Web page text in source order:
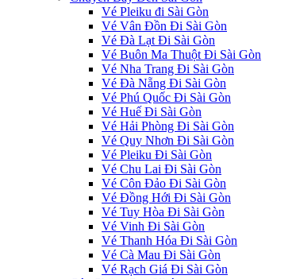
Vé Pleiku đi Sài Gòn
Vé Vân Đồn Đi Sài Gòn
Vé Đà Lạt Đi Sài Gòn
Vé Buôn Ma Thuột Đi Sài Gòn
Vé Nha Trang Đi Sài Gòn
Vé Đà Nẵng Đi Sài Gòn
Vé Phú Quốc Đi Sài Gòn
Vé Huế Đi Sài Gòn
Vé Hải Phòng Đi Sài Gòn
Vé Quy Nhơn Đi Sài Gòn
Vé Pleiku Đi Sài Gòn
Vé Chu Lai Đi Sài Gòn
Vé Côn Đảo Đi Sài Gòn
Vé Đồng Hới Đi Sài Gòn
Vé Tuy Hòa Đi Sài Gòn
Vé Vinh Đi Sài Gòn
Vé Thanh Hóa Đi Sài Gòn
Vé Cà Mau Đi Sài Gòn
Vé Rạch Giá Đi Sài Gòn